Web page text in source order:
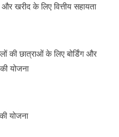
खरीद के लिए वित्तीय सहायता
की छात्राओं के लिए बोर्डिंग और
योजना
योजना